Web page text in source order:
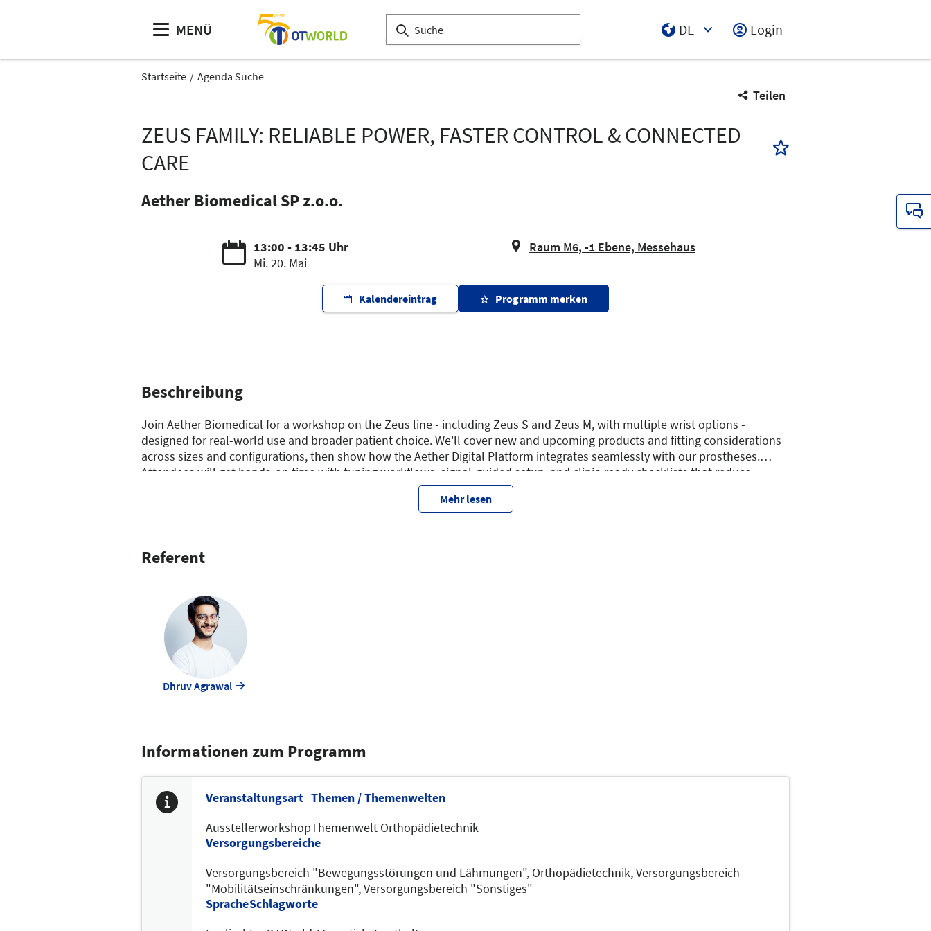
MENÜ
DE
Login
Startseite Agenda Suche
Teilen
ZEUS FAMILY: RELIABLE POWER, FASTER CONTROL & CONNECTED
CARE
Aether Biomedical SP z.o.o.
13:00 - 13:45 Uhr
Mi. 20. Mai
Raum M6, -1 Ebene, Messehaus
Kalendereintrag Programm merken
Beschreibung
Join Aether Biomedical for a workshop on the Zeus line - including Zeus S and Zeus M, with multiple wrist options -
designed for real-world use and broader patient choice. We'll cover new and upcoming products and fitting considerations
across sizes and configurations, then show how the Aether Digital Platform integrates seamlessly with our prostheses.
Attendees will get hands-on time with tuning workflows, signal-guided setup, and clinic-ready checklists that reduce
appointment time and improve outcomes. We'll also preview what's next for Aether Biomedical - advancements aimed at
simplifying clinic operations while expanding what users can do every day.
Mehr lesen
Referent
Dhruv Agrawal
Informationen zum Programm
Veranstaltungsart
Ausstellerworkshop
Themen / Themenwelten
Themenwelt Orthopädietechnik
Versorgungsbereiche
Versorgungsbereich "Bewegungsstörungen und Lähmungen", Orthopädietechnik,Versorgungsbereich
"Mobilitätseinschränkungen",Versorgungsbereich "Sonstiges"
SpracheSchlagworte